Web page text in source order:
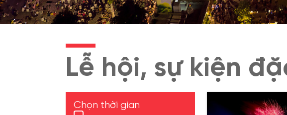
Lễ hội, sự kiện
Chọn thời gian